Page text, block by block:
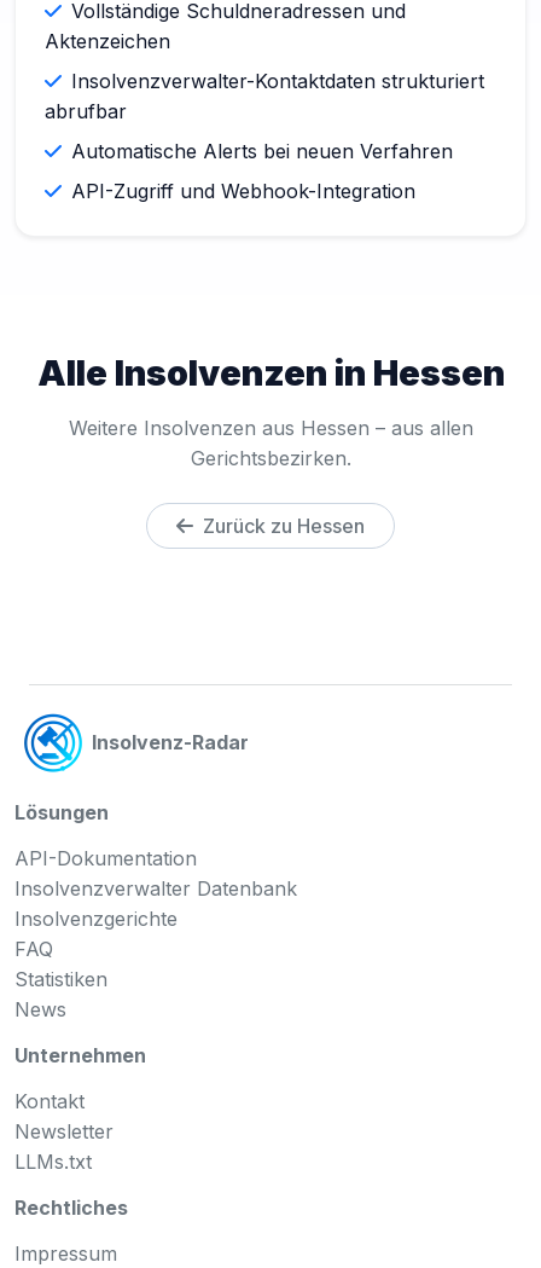
Vollständige Schuldneradressen und
Aktenzeichen
Insolvenzverwalter-Kontaktdaten strukturiert
abrufbar
Automatische Alerts bei neuen Verfahren
API-Zugriff und Webhook-Integration
Alle Insolvenzen in Hessen
Weitere Insolvenzen aus Hessen – aus allen
Gerichtsbezirken.
Zurück zu Hessen
Insolvenz-Radar
Lösungen
API-Dokumentation
Insolvenzverwalter Datenbank
Insolvenzgerichte
FAQ
Statistiken
News
Unternehmen
Kontakt
Newsletter
LLMs.txt
Rechtliches
Impressum